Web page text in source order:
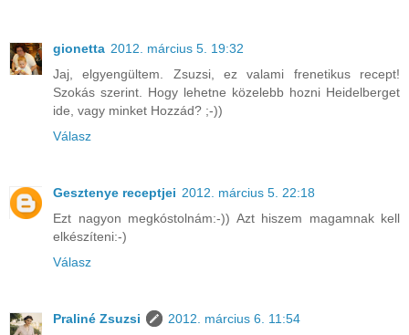
gionetta 2012. március 5. 19:32
Jaj, elgyengültem. Zsuzsi, ez valami frenetikus recept!
Szokás szerint. Hogy lehetne közelebb hozni Heidelberget
ide, vagy minket Hozzád? ;-))
Válasz
Gesztenye receptjei 2012. március 5. 22:18
Ezt nagyon megkóstolnám:-)) Azt hiszem magamnak kell
elkészíteni:-)
Válasz
Praliné Zsuzsi
2012. március 6. 11:54